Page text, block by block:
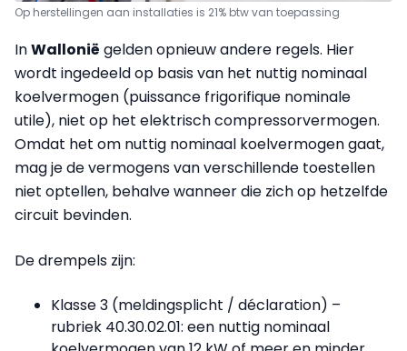
Op herstellingen aan installaties is 21% btw van toepassing
InWallonië gelden opnieuw andere regels. Hier
wordt ingedeeld op basis van het nuttig nominaal
koelvermogen (puissance frigorifique nominale
utile), niet op het elektrisch compressorvermogen.
Omdat het om nuttig nominaal koelvermogen gaat,
mag je de vermogens van verschillende toestellen
niet optellen, behalve wanneer die zich op hetzelfde
circuit bevinden.
De drempels zijn:
Klasse 3 (meldingsplicht / déclaration) –
rubriek 40.30.02.01: een nuttig nominaal